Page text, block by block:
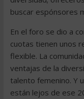
buscar espónsores
En el foro se dio a
cuotas tienen unos
flexible. La
ventajas de la
talento femenino. Y
están lejos de ese